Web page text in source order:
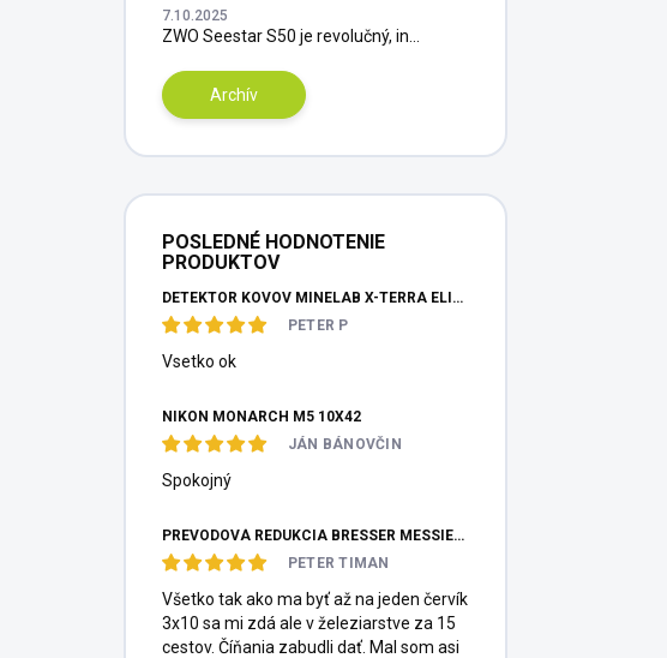
7.10.2025
ZWO Seestar S50 je revolučný, in...
Archív
POSLEDNÉ HODNOTENIE
PRODUKTOV
DETEKTOR KOVOV MINELAB X-TERRA ELITE PINPOITER SET
PETER P
Vsetko ok
NIKON MONARCH M5 10X42
JÁN BÁNOVČIN
Spokojný
PREVODOVÁ REDUKCIA BRESSER MESSIER HEXAFOC 1:10
PETER TIMAN
Všetko tak ako ma byť až na jeden červík
3x10 sa mi zdá ale v železiarstve za 15
cestov. Číňania zabudli dať. Mal som asi